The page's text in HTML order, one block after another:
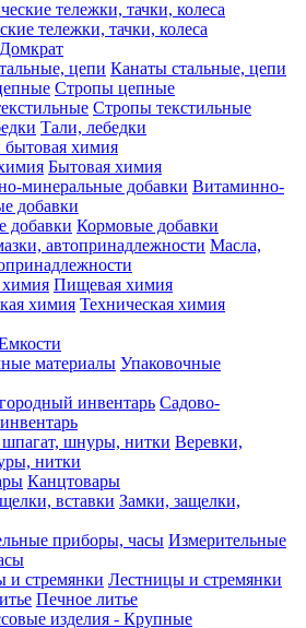
тележки, тачки, колеса
Домкрат
Канаты стальные, цепи
Стропы цепные
Стропы текстильные
Тали, лебедки
химия
Бытовая химия
Витаминно-
добавки
Кормовые добавки
Масла,
Пищевая химия
Техническая химия
Упаковочные
Садово-
Веревки,
нитки
Канцтовары
Замки, защелки,
Измерительные
Лестницы и стремянки
Печное литье